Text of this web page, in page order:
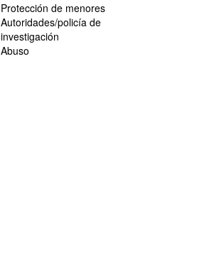
Protección de menores
Autoridades/policía de
investigación
Abuso